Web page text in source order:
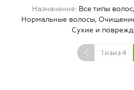
Назначение Все типы
Нормальные волосы,
Сухие и
1 изиз4